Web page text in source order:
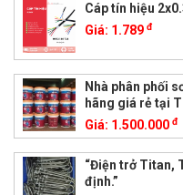
Cáp tín hiệu
Giá: 1.789 đ
Nhà phân phối
hãng giá rẻ tại
Giá: 1.500.000 đ
“Điện trở Titan,
định.”